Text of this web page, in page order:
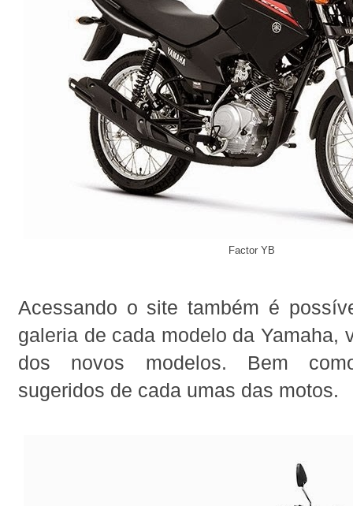
Factor YB
Acessando o site também é
galeria de cada modelo da Yamaha,
dos novos modelos. Bem
sugeridos de cada umas das motos.